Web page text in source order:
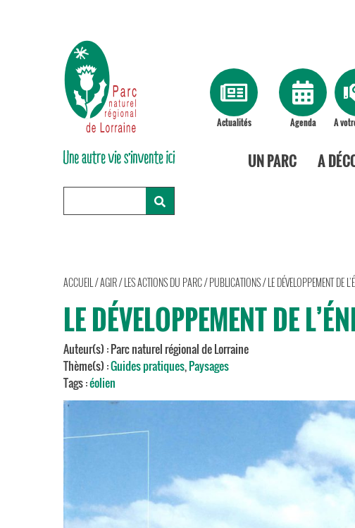
Actualités Agenda A
UN PARC A
ACCUEIL /AGIR/LES ACTIONS DU PARC/PUBLICATIONS/LE DÉVELOPPEMENT DE
LE DÉVELOPPEMENT DE
Auteur(s) : Parc naturel régional de Lorraine
Thème(s) :Guides pratiques,Paysages
Tags :éolien